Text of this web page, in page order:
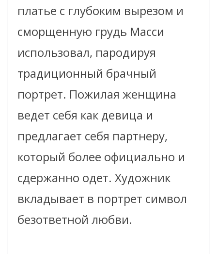
платье с глубоким вырезом и
сморщенную грудь Масси
использовал, пародируя
традиционный брачный
портрет. Пожилая женщина
ведет себя как девица и
предлагает себя партнеру,
который более официально и
сдержанно одет. Художник
вкладывает в портрет символ
безответной любви.